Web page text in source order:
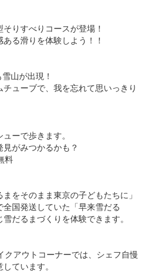
りすべりコースが登場！
る滑りを体験しよう！！
山が出現！
ューブで、我を忘れて思いっきり
ーで歩きます。
がみつかるかも？
料
をそのまま東京の子どもたちに」
国発送していた「早来雪だる
だるまづくりを体験できます。
アウトコーナーでは、シェフ自慢
ています。